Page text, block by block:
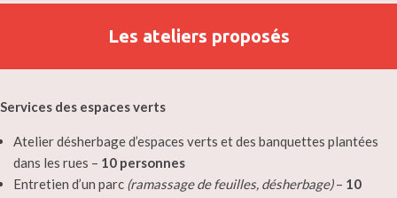
Les ateliers proposés
Services des espaces verts
Atelier désherbage d’espaces verts et des banquettes plantées
dans les rues – 10 personnes
Entretien d’un parc (ramassage de feuilles, désherbage)– 10